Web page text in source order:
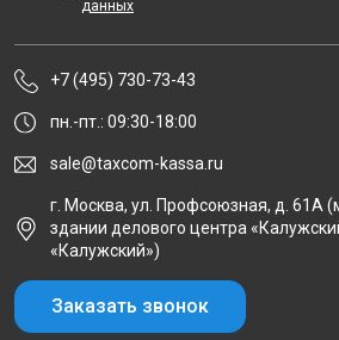
данных
+7 (495) 730-73-43
пн.-пт.: 09:30-18:00
sale@taxcom-kassa.ru
г. Москва, ул. Профсоюзная, д. 61А
здании делового центра
«Калужский»)
Заказать звонок